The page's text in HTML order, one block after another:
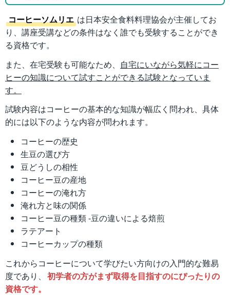
コーヒーソムリエ は日本安全食料料理協会が主催してお
り、講座受講などの条件はなく誰でも受験することができ
る資格です。
また、在宅受験も可能なため、 自宅にいながら気軽にコー
ヒーの知識について試すことができる試験となっていま
す。
試験内容はコーヒーの基本的な知識が幅広く問われ、具体
的には以下のような内容が問われます。
コーヒーの歴史
生豆の選び方
豆どうしの相性
コーヒー豆の産地
コーヒーの淹れ方
淹れ方と味の関係
コーヒー豆の種類 -豆の違いによる焙煎
ラテアート
コーヒーカップの種類
これからコーヒーについて学びたい方向けの入門的な難易
度であり、 初学者の方がまず取得を目指すのにぴったりの
資格です。